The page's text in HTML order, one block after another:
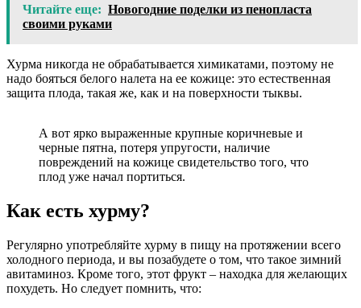
Читайте еще: Новогодние поделки из пенопласта
своими руками
Хурма никогда не обрабатывается химикатами, поэтому не
надо бояться белого налета на ее кожице: это естественная
защита плода, такая же, как и на поверхности тыквы.
А вот ярко выраженные крупные коричневые и
черные пятна, потеря упругости, наличие
повреждений на кожице свидетельство того, что
плод уже начал портиться.
Как есть хурму?
Регулярно употребляйте хурму в пищу на протяжении всего
холодного периода, и вы позабудете о том, что такое зимний
авитаминоз. Кроме того, этот фрукт – находка для желающих
похудеть. Но следует помнить, что: